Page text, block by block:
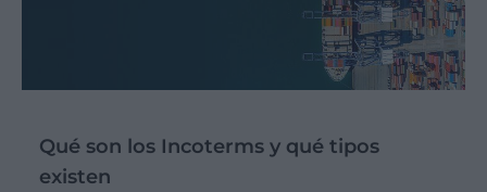
Qué son los Incoterms y qué tipos
existen